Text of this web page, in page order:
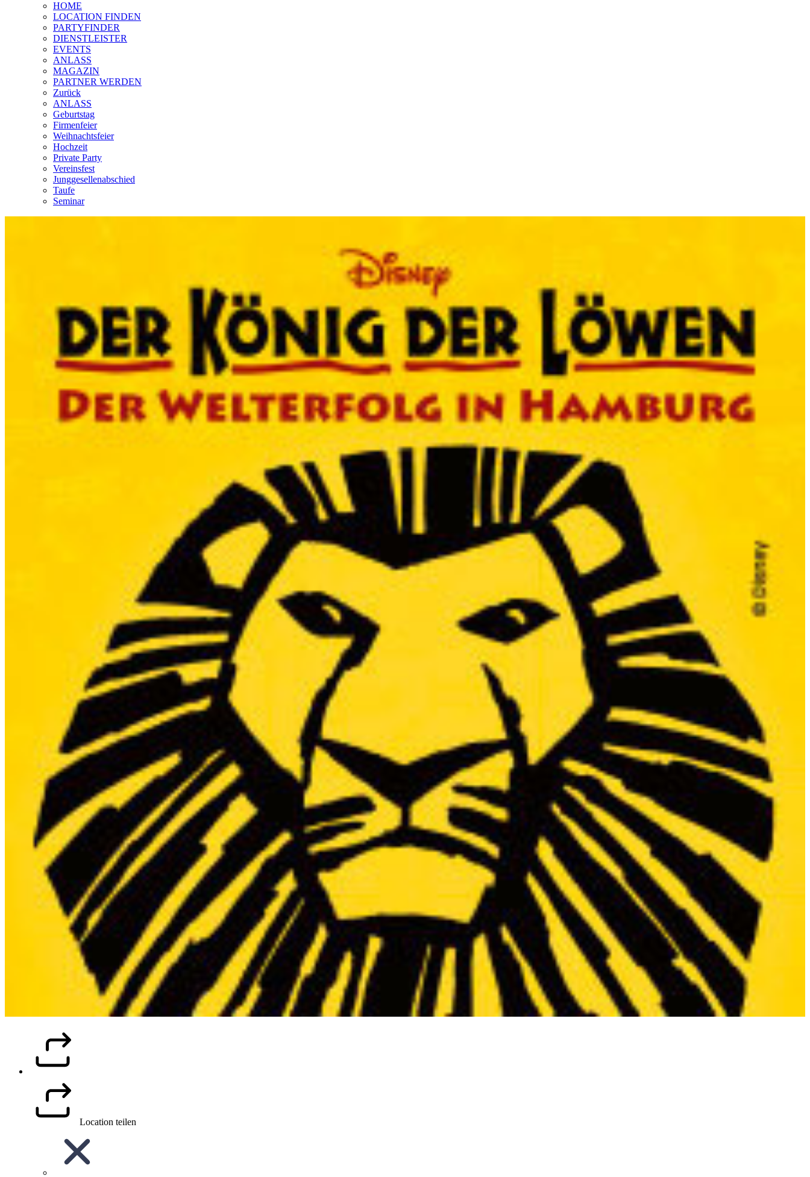
HOME
LOCATION FINDEN
PARTYFINDER
DIENSTLEISTER
EVENTS
ANLASS
MAGAZIN
PARTNER WERDEN
Zurück
ANLASS
Geburtstag
Firmenfeier
Weihnachtsfeier
Hochzeit
Private Party
Vereinsfest
Junggesellenabschied
Taufe
Seminar
Location teilen